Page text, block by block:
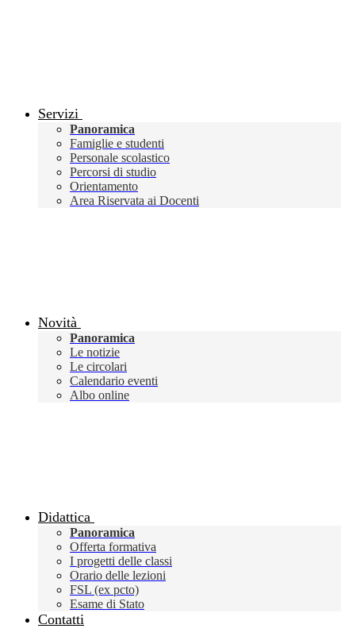
Servizi
Panoramica
Famiglie e studenti
Personale scolastico
Percorsi di studio
Orientamento
Area Riservata ai Docenti
Novità
Panoramica
Le notizie
Le circolari
Calendario eventi
Albo online
Didattica
Panoramica
Offerta formativa
I progetti delle classi
Orario delle lezioni
FSL (ex pcto)
Esame di Stato
Contatti